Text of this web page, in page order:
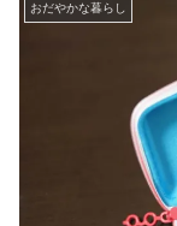
おだやかな暮らし